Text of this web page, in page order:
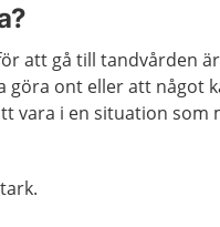
att gå till tandvården
göra ont eller att något
vara i en situation som